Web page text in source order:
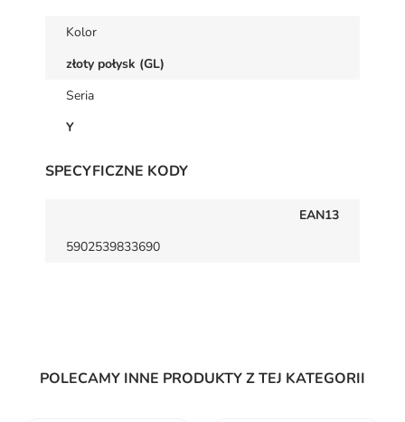
Kolor
złoty połysk (GL)
Seria
Y
SPECYFICZNE KODY
EAN13
5902539833690
POLECAMY INNE PRODUKTY Z TEJ KATEGORII